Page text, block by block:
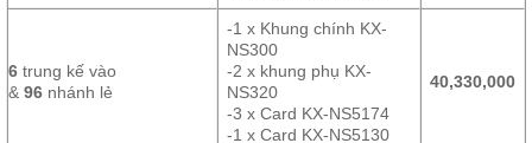
6 trung kế vào
& 96 nhánh lẻ
-1 x Khung chính KX-
NS300
-2 x khung phụ KX-
NS320
-3 x Card KX-NS5174
-1 x Card KX-NS5130
40,330,000